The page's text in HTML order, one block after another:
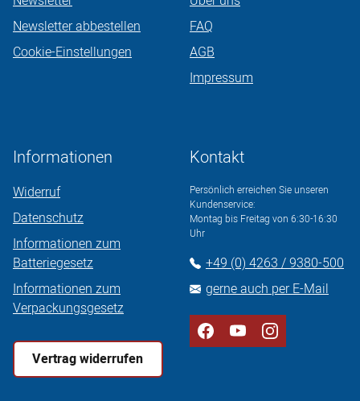
Newsletter abbestellen
Cookie-Einstellungen
FAQ
AGB
Impressum
Informationen
Widerruf
Datenschutz
Informationen zum
Batteriegesetz
Informationen zum
Verpackungsgesetz
Vertrag widerrufen
Kontakt
Persönlich erreichen Sie unseren
Kundenservice:
Montag bis Freitag von 6:30-16:30
Uhr
+49 (0) 4263 / 9380-500
gerne auch per E-Mail